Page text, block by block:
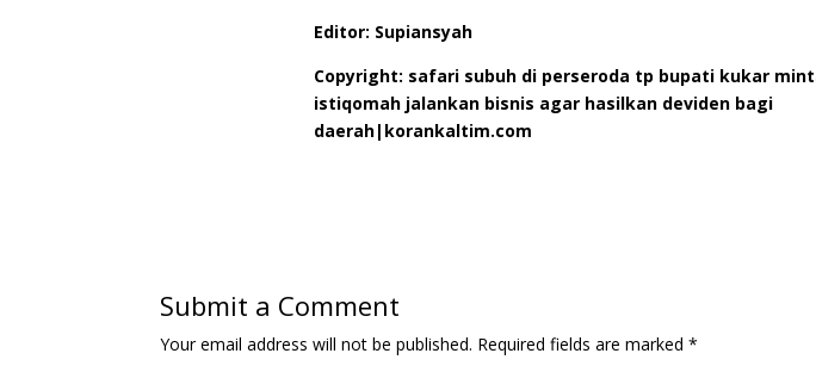
Editor: Supiansyah
Copyright: safari subuh di perseroda tp bupati kukar
istiqomah jalankan bisnis agar hasilkan deviden bagi
daerah|korankaltim.com
Submit a Comment
Your email address will not be published. Required fields are marked*